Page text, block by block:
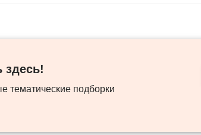
тематические подборки